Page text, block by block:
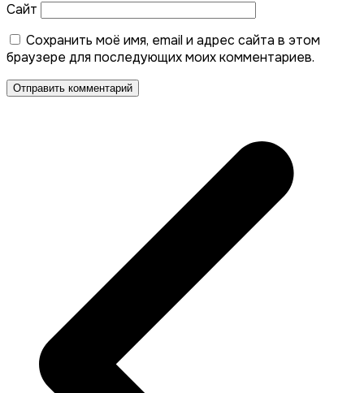
Сайт
Сохранить моё имя, email и адрес сайта в этом
браузере для последующих моих комментариев.